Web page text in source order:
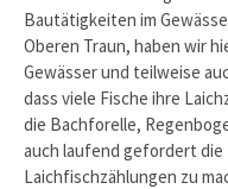
Bautätigkeiten im
Oberen Traun, haben wir
Gewässer und teilweise
dass viele Fische ihre
die Bachforelle,
auch laufend gefordert die
Laichfischzählungen zu